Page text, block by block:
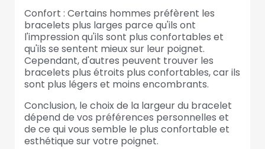
Confort : Certains hommes préfèrent les
bracelets plus larges parce qu'ils ont
l'impression qu'ils sont plus confortables et
qu'ils se sentent mieux sur leur poignet.
Cependant, d'autres peuvent trouver les
bracelets plus étroits plus confortables, car ils
sont plus légers et moins encombrants.
Conclusion, le choix de la largeur du bracelet
dépend de vos préférences personnelles et
de ce qui vous semble le plus confortable et
esthétique sur votre poignet.